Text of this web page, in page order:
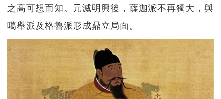
之高可想而知。元滅明興後，薩迦派不再獨大，與
噶舉派及格魯派形成鼎立局面。